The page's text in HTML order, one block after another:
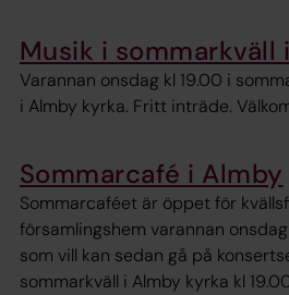
Musik i sommarkväll
Varannan onsdag kl 19.00 i
i Almby kyrka. Fritt inträde.
Sommarcafé i Almby
Sommarcaféet är öppet för
församlingshem varannan
som vill kan sedan gå på
sommarkväll i Almby kyrka kl